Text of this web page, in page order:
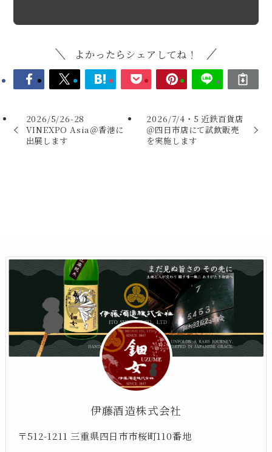
よかったらシェアしてね！
2026/5/26-28
VINEXPO Asia＠香港に
出展します
2026/7/4・5 近鉄百貨店
＠四日市店にて試飲販売
を実施します
伊藤酒造株式会社
〒512-1211 三重県四日市市桜町110番地